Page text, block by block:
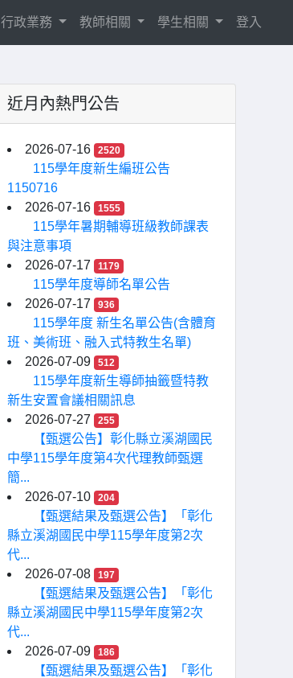
行政業務 教師相關 學生相關 登入
近月內熱門公告
2026-07-16 2520
115學年度新生編班公告
1150716
2026-07-16
1555
115學年暑期輔導班級教師課表
與注意事項
2026-07-17
1179
115學年度導師名單公告
2026-07-17
936
115學年度 新生名單公告(含體育
班、美術班、融入式特教生名單)
2026-07-09
512
115學年度新生導師抽籤暨特教
新生安置會議相關訊息
2026-07-27
255
【甄選公告】彰化縣立溪湖國民
中學115學年度第4次代理教師甄選
簡...
2026-07-10
204
【甄選結果及甄選公告】「彰化
縣立溪湖國民中學115學年度第2次
代...
2026-07-08
197
【甄選結果及甄選公告】「彰化
縣立溪湖國民中學115學年度第2次
代...
2026-07-09
186
【甄選結果及甄選公告】「彰化